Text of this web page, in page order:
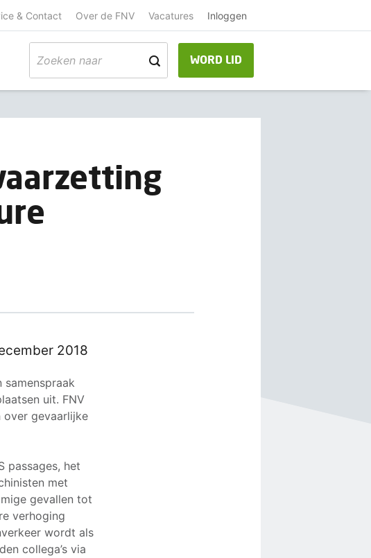
& Contact Over de FNV Vacatures Inloggen
WORD LID
2018
samenspraak
uit. FNV
over gevaarlijke
passages, het
met
gevallen tot
verhoging
wordt als
collega’s via